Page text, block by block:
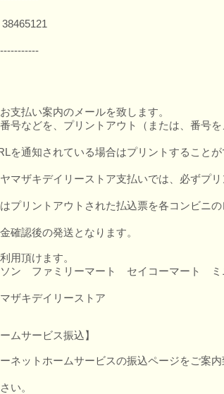
支払い案内のメールを致します。
号などを、プリントアウト（または、番号を
を通知されている場合はプリントすることが
ザキデイリーストア支払いでは、必ずプリ
プリントアウトされた払込票を各コンビニ
確認後の発送となります。
用頂けます。
ン ファミリーマート セイコーマート ミ
ザキデイリーストア
ムサービス振込】
ネットホームサービスの振込ページをご案
い。